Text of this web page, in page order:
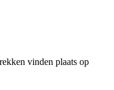
vinden plaats op